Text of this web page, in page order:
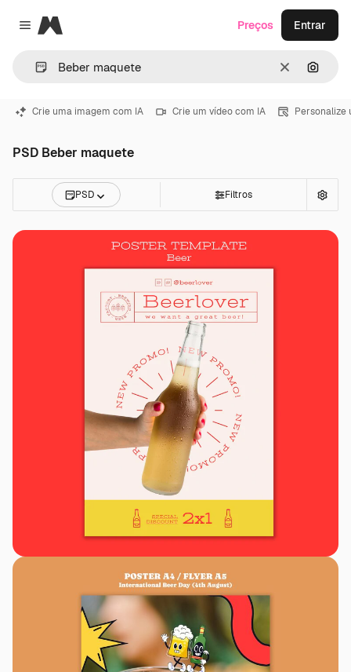
Close menu
Magnific
Limpar
Preços Entrar
Crie uma imagem com IA Crie um vídeo com IA Personalize
PSD Beber maquete
PSD Filtros